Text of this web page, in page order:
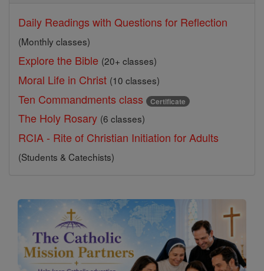
Daily Readings with Questions for Reflection
(Monthly classes)
Explore the Bible (20+ classes)
Moral Life in Christ (10 classes)
Ten Commandments class Certificate
The Holy Rosary (6 classes)
RCIA - Rite of Christian Initiation for Adults
(Students & Catechists)